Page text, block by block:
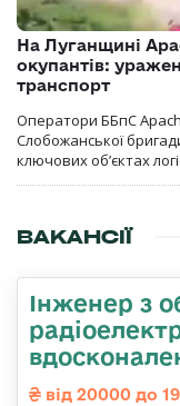
На Луганщині
окупантів:
транспорт
Оператори ББпС
Слобожанської
ключових об’єктах
ВАКАНСІЇ
Інженер з
від 20000 до